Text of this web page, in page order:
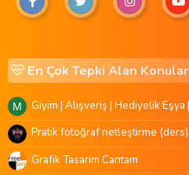
En Çok Tepki Alan Konular
M
Pratik fotoğraf netleştirme (ders)
Grafik Tasarim Cantam